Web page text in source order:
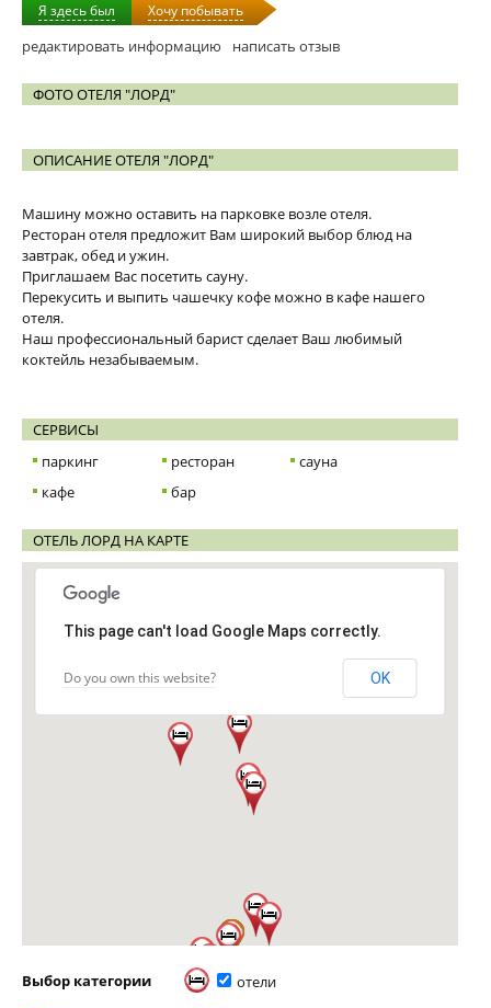
Я здесь был Хочу побывать
редактировать информацию написать отзыв
ФОТО ОТЕЛЯ "ЛОРД"
ОПИСАНИЕ ОТЕЛЯ "ЛОРД"
Машину можно оставить на парковке возле отеля.
Ресторан отеля предложит Вам широкий выбор блюд на
завтрак, обед и ужин.
Приглашаем Вас посетить сауну.
Перекусить и выпить чашечку кофе можно в кафе нашего
отеля.
Наш профессиональный барист сделает Ваш любимый
коктейль незабываемым.
СЕРВИСЫ
паркинг
ресторан
сауна
кафе
бар
ОТЕЛЬ ЛОРД НА КАРТЕ
This page can't load Google Maps correctly.
Do you own this website? OK
Выбор категории отели